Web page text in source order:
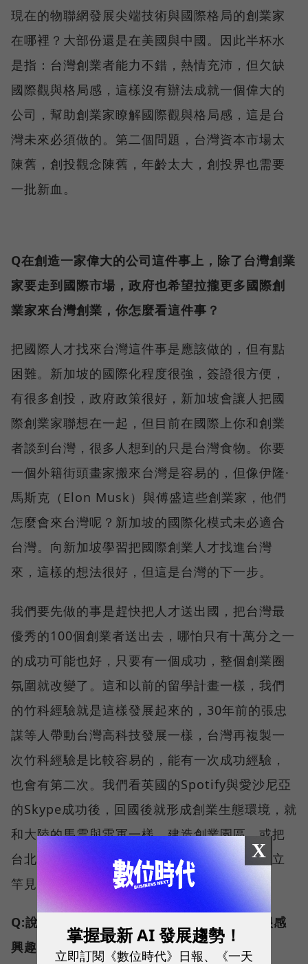
現在的物聯網發展尖端技術與國際格局的創業家
在哪裡？大部份還是在美國與中國。因此半杯水
是指：台灣創業者能力不錯，熱情充沛，但欠缺
國際觀與格局感，這樣沒有辦法成就一個偉大的
公司，幫助創業家瞭解國際觀與格局感，這是台
灣未來必須做的。第二個問題，台灣資本市場太
陳舊，創投觀念陳舊，年齡太大，創投界也需要
一批新血。
Q在創造一家偉大的公司這件事上，除了台灣創業
家要走到國際市場，政府也希望拉攏更多國際創
業家來台灣創業，你怎麼看這件事？
把國際人才找來台灣這件事是應該做的，但有點
困難。新加坡的國際化程度很強，簽證很方便，
有很多創投，政府政策很好，新加坡會讓人把國
際創業家聯想在一起，但目前在國際上你和創業
者談到台灣，很多人想到的只是台灣食物。你要
一個外籍街頭畫家搬來台灣是容易的，但像伊隆·
馬斯克（Elon Musk）與傅盛這些創業家，他們
怎麼會來台灣呢？新加坡的國際化模式未必適合
台灣。向新加坡學習把國際創業人才找進台灣
來，這樣的想法很好，但這是台灣的下一步。
我們要先做的事是趕快把人才送出國，把台灣最
優秀的100個創業者送出去，哪怕只有十萬分之一
的成功可能也好，只要有一個成功，整個創業圈
氛圍就改變了。這和以前的留學計畫一樣，我們
的竹科經驗就是這樣發展起來的，30年前的張忠
謀等人帶動台灣高科技發展一樣，台灣再複製一
次竹科經驗是比較容易的，能有一次成功經驗，
也會有第二次。我們看英國的Spotify與愛沙尼亞
的Skype成功後，回國後就形成創業生態環境，就
和大陸的馬雲與雷軍一樣。建造創業園區，或把
台北變成國際化都市都要做，但成效不是這麼立
竿見影，立刻就能創造估值10億美元的公司。
Q:說到創業團隊的國際資金介接，目前陸資很感
興趣，這會是未來國際資金主流嗎？
X
掌握最新 AI 發展趨勢！
立即訂閱《數位時代》日報、《一天